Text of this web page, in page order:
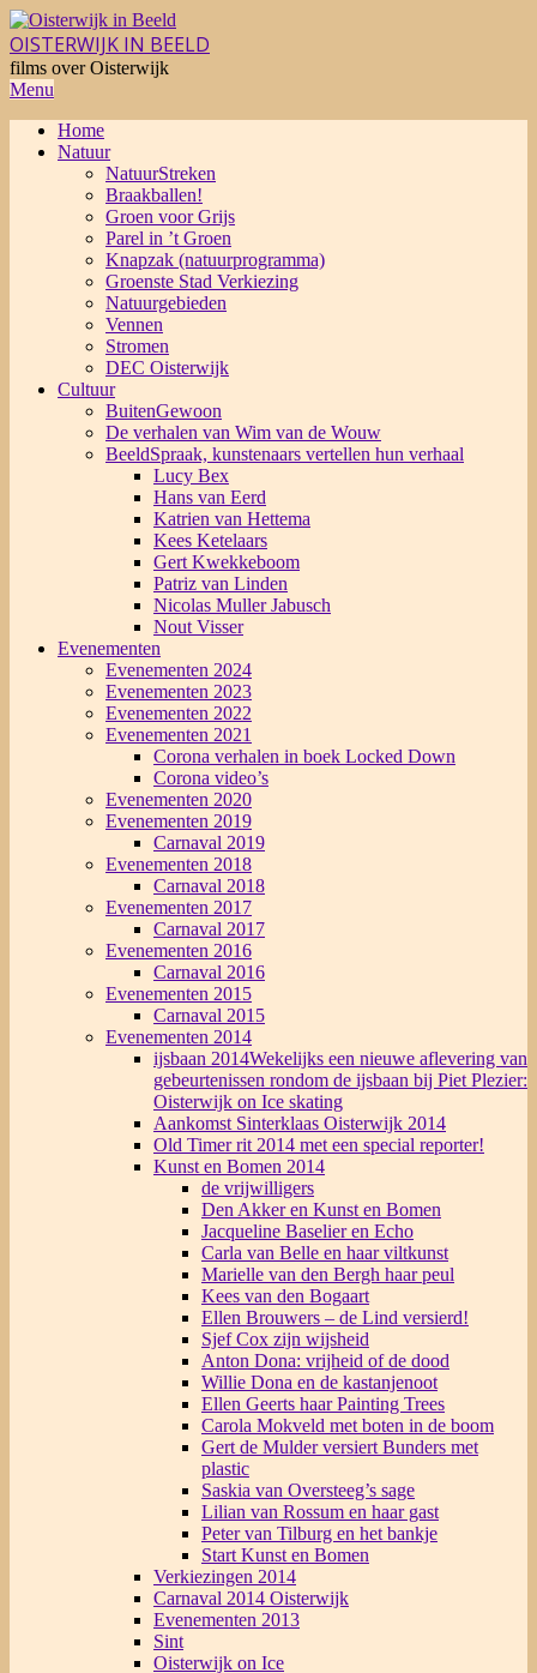
Skip
to
content
OISTERWIJK IN BEELD
films over Oisterwijk
Primary
Menu
Menu
Home
Natuur
NatuurStreken
Braakballen!
Groen voor Grijs
Parel in ’t Groen
Knapzak (natuurprogramma)
Groenste Stad Verkiezing
Natuurgebieden
Vennen
Stromen
DEC Oisterwijk
Cultuur
BuitenGewoon
De verhalen van Wim van de Wouw
BeeldSpraak, kunstenaars vertellen hun verhaal
Lucy Bex
Hans van Eerd
Katrien van Hettema
Kees Ketelaars
Gert Kwekkeboom
Patriz van Linden
Nicolas Muller Jabusch
Nout Visser
Evenementen
Evenementen 2024
Evenementen 2023
Evenementen 2022
Evenementen 2021
Corona verhalen in boek Locked Down
Corona video’s
Evenementen 2020
Evenementen 2019
Carnaval 2019
Evenementen 2018
Carnaval 2018
Evenementen 2017
Carnaval 2017
Evenementen 2016
Carnaval 2016
Evenementen 2015
Carnaval 2015
Evenementen 2014
ijsbaan 2014Wekelijks een nieuwe aflevering van
gebeurtenissen rondom de ijsbaan bij Piet Plezier:
Oisterwijk on Ice skating
Aankomst Sinterklaas Oisterwijk 2014
Old Timer rit 2014 met een special reporter!
Kunst en Bomen 2014
de vrijwilligers
Den Akker en Kunst en Bomen
Jacqueline Baselier en Echo
Carla van Belle en haar viltkunst
Marielle van den Bergh haar peul
Kees van den Bogaart
Ellen Brouwers – de Lind versierd!
Sjef Cox zijn wijsheid
Anton Dona: vrijheid of de dood
Willie Dona en de kastanjenoot
Ellen Geerts haar Painting Trees
Carola Mokveld met boten in de boom
Gert de Mulder versiert Bunders met
plastic
Saskia van Oversteeg’s sage
Lilian van Rossum en haar gast
Peter van Tilburg en het bankje
Start Kunst en Bomen
Verkiezingen 2014
Carnaval 2014 Oisterwijk
Evenementen 2013
Sint
Oisterwijk on Ice